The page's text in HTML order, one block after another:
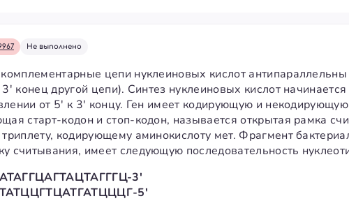
Не выполнено
цепи нуклеиновых кислот
3' конец другой цепи). Синтез нуклеиновых кислот
от 5' к 3' концу. Ген имеет кодирующую и
старт-кодон и стоп-кодон, называется открытая рамка
триплету, кодирующему аминокислоту мет. Фрагмент
считывания, имеет следующую последовательность
3'
5'